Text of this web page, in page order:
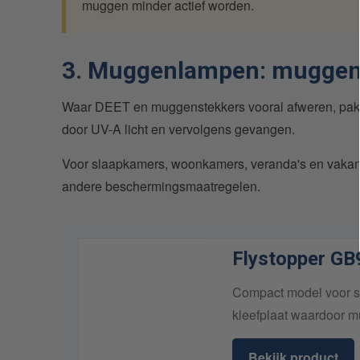
muggen minder actief worden.
3. Muggenlampen:
Waar DEET en muggenstekkers vooral afweren,
door UV-A licht en vervolgens gevangen.
Voor slaapkamers, woonkamers, veranda's en
andere beschermingsmaatregelen.
Flystopper
Compact model voor
kleefplaat waardoor